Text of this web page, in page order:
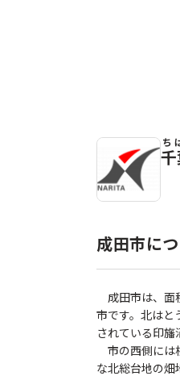
成田市のふる
千
ち
成田市に
成田市は、面
市です。北はと
されている印旛
市の西側には
な北総台地の畑